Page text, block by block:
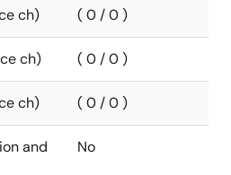
ch) ( 0 / 0 )
ch) ( 0 / 0 )
ch) ( 0 / 0 )
and
No